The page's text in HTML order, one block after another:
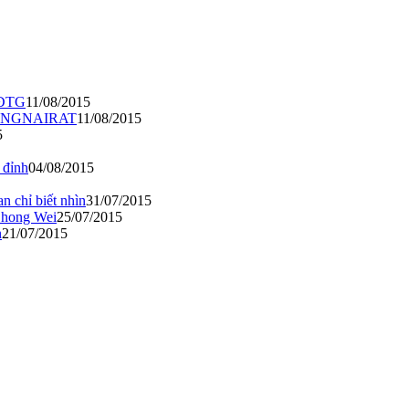
11/08/2015
11/08/2015
04/08/2015
chỉ biết nhìn31/07/2015
Wei25/07/2015
21/07/2015